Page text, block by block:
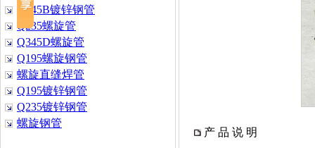
Q345B镀锌钢管
Q235螺旋管
Q345D螺旋管
Q195螺旋钢管
螺旋直缝焊管
Q195镀锌钢管
Q235镀锌钢管
螺旋钢管
产 品 说 明